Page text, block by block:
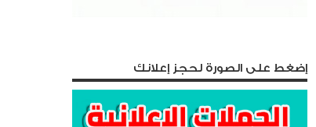
إضغط على الصورة لحجز إعلانك